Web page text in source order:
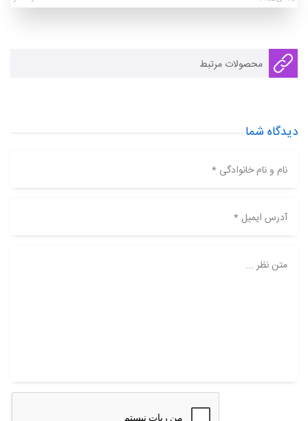
محصولات مرتبط
دیدگاه شما
نام و نام خانوادگی *
آدرس ایمیل *
متن نظر ...